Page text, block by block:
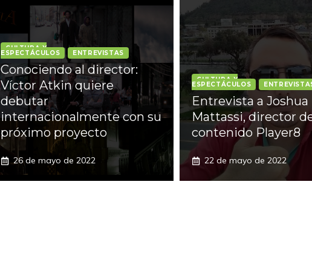
CULTURA Y
ESPECTÁCULOS ENTREVISTAS
Conociendo al director:
Víctor Atkin quiere
debutar
internacionalmente con su
próximo proyecto
26 de mayo de 2022
CULTURA Y
ESPECTÁCULOS
Entrevista a Joshua
Mattassi, director
contenido Player8
22 de mayo de 2022